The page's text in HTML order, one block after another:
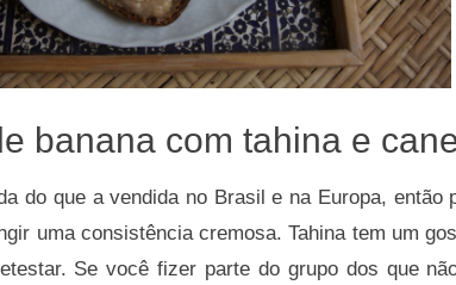
banana com tahina e
do que a vendida no Brasil e na Europa, então
uma consistência cremosa. Tahina tem um
Se você fizer parte do grupo dos que